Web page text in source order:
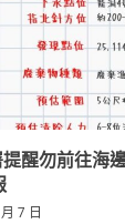
醒勿前往海
7 日